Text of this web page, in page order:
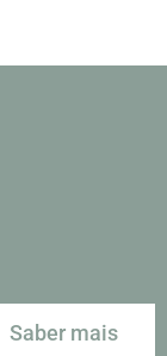
Saber mais